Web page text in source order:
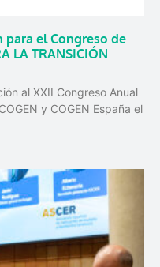
el Congreso de
LA TRANSICIÓN
al XXII Congreso Anual
y COGEN España el